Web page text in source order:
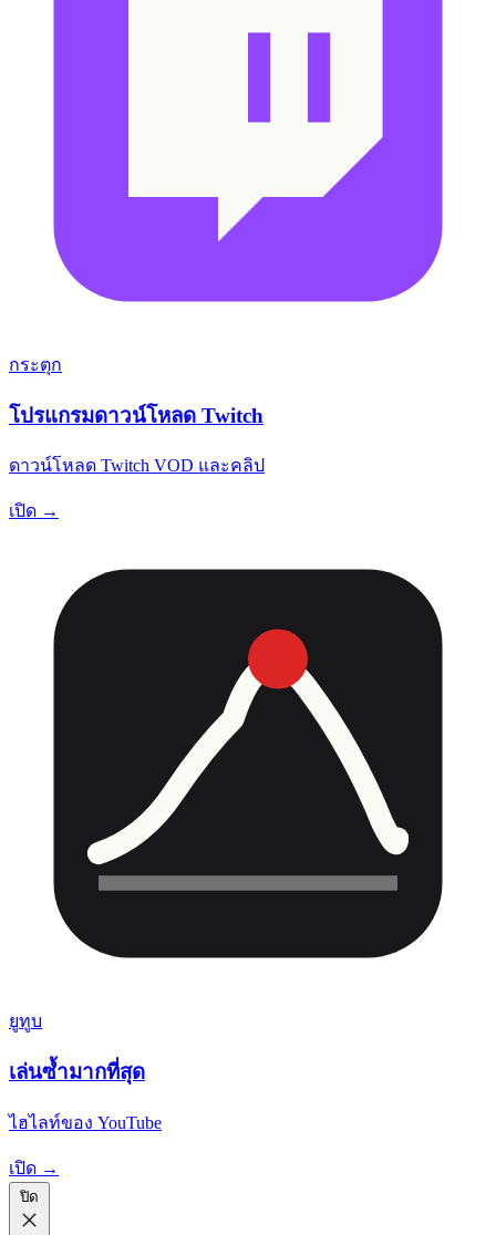
กระตุก
โปรแกรมดาวน์โหลด Twitch
ดาวน์โหลด Twitch VOD และคลิป
เปิด →
ยูทูบ
เล่นซ้ำมากที่สุด
ไฮไลท์ของ YouTube
เปิด →
ปิด